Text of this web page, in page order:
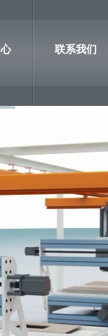
联系我们